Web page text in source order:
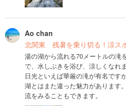
Ao chan
北関東 残暑を乗り切る！涼ス
湯の湖から流れる70メートルの滝
で、水しぶきを浴び、涼しくなれ
日光といえば華厳の滝が有名です
湖とはまた違った魅力があります
流をみることもできます。